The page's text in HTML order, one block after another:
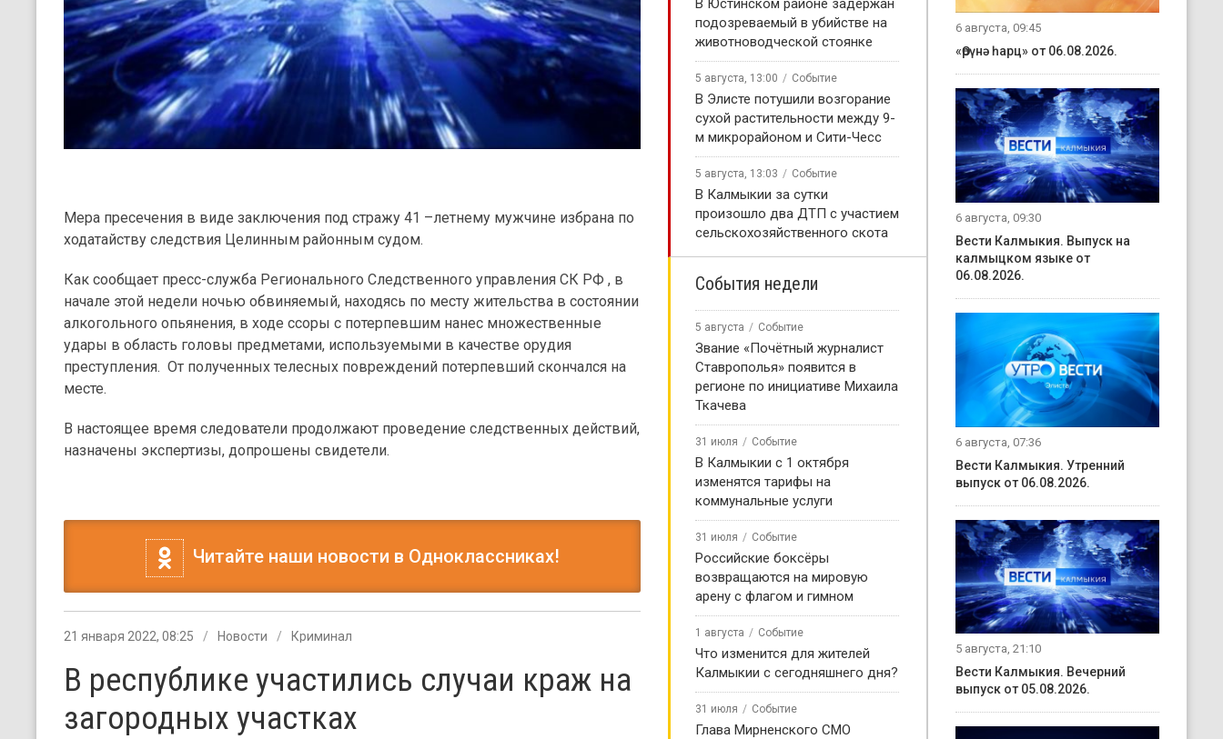
Мера пресечения в виде заключения под стражу 41 –летнему мужчине избрана по
ходатайству следствия Целинным районным судом.
Как сообщает пресс-служба Регионального Следственного управления СК РФ , в
начале этой недели ночью обвиняемый, находясь по месту жительства в состоянии
алкогольного опьянения, в ходе ссоры с потерпевшим нанес множественные
удары в область головы предметами, используемыми в качестве орудия
преступления. От полученных телесных повреждений потерпевший скончался на
месте.
В настоящее время следователи продолжают проведение следственных действий,
назначены экспертизы, допрошены свидетели.
Читайте наши новости в Одноклассниках!
21 января 2022, 08:25 Новости Криминал
В республике участились случаи краж на
загородных участках
В Юстинском районе задержан
подозреваемый в убийстве на
животноводческой стоянке
5 августа, 13:00 Событие
В Элисте потушили возгорание
сухой растительности между 9-
м микрорайоном и Сити-Чесс
5 августа, 13:03 Событие
В Калмыкии за сутки
произошло два ДТП с участием
сельскохозяйственного скота
События недели
5 августа Событие
Звание «Почётный журналист
Ставрополья» появится в
регионе по инициативе Михаила
Ткачева
31 июля Событие
В Калмыкии с 1 октября
изменятся тарифы на
коммунальные услуги
31 июля Событие
Российские боксёры
возвращаются на мировую
арену с флагом и гимном
1 августа Событие
Что изменится для жителей
Калмыкии с сегодняшнего дня?
31 июля Событие
Глава Мирненского СМО
6 августа, 09:45
«Өрүнә һарц» от 06.08.2026.
6 августа, 09:30
Вести Калмыкия. Выпуск на
калмыцком языке от
06.08.2026.
6 августа, 07:36
Вести Калмыкия. Утренний
выпуск от 06.08.2026.
5 августа, 21:10
Вести Калмыкия. Вечерний
выпуск от 05.08.2026.